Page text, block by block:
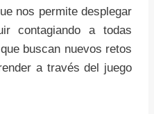
nos permite desplegar
contagiando a todas
buscan nuevos retos
a través del juego